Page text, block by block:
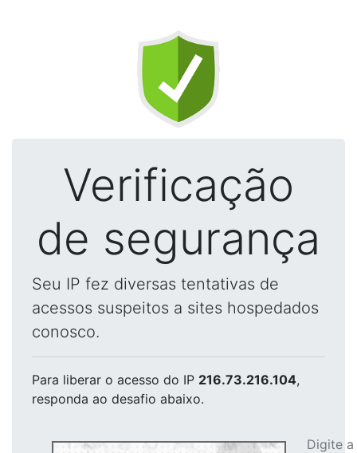
Verificação
de segurança
Seu IP fez diversas tentativas de
acessos suspeitos a sites hospedados
conosco.
Para liberar o acesso do IP 216.73.216.104,
responda ao desafio abaixo.
Digite